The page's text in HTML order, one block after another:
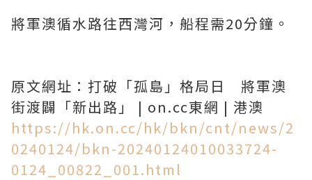
將軍澳循水路往西灣河，船程需20分鐘。
原文網址：打破「孤島」格局日 將軍澳
街渡闢「新出路」 | on.cc東網 | 港澳
https://hk.on.cc/hk/bkn/cnt/news/2
0240124/bkn-20240124010033724-
0124_00822_001.html